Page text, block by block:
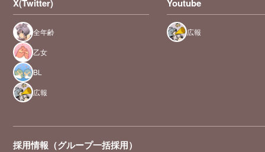
X(Twitter)
全年齢
乙女
BL
広報
Youtube
広報
採用情報（グループ一括採用）